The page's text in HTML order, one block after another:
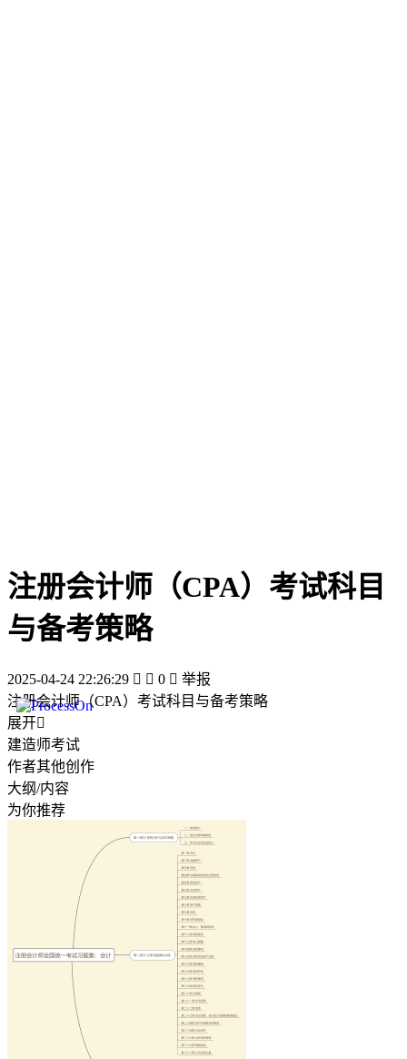
注册会计师（CPA）考试科目
与备考策略
2025-04-24 22:26:29   0  举报
注册会计师（CPA）考试科目与备考策略
展开
建造师考试
作者其他创作
大纲/内容
为你推荐